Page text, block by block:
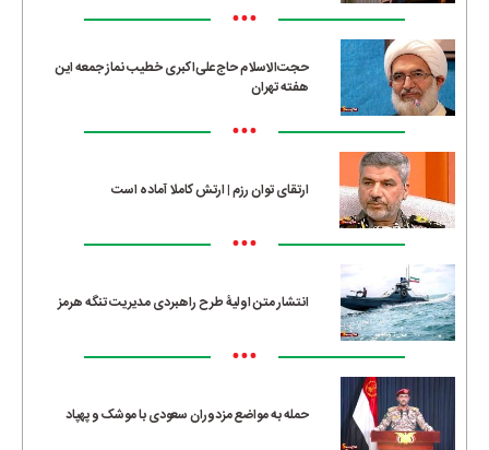
•••
حجت‌الاسلام حاج‌علی‌اکبری خطیب نماز جمعه این
هفته تهران
•••
ارتقای توان رزم | ارتش کاملا آماده است
•••
انتشار متن اولیۀ طرح راهبردی مدیریت تنگه هرمز
•••
حمله به مواضع مزدوران سعودی با موشک و پهپاد